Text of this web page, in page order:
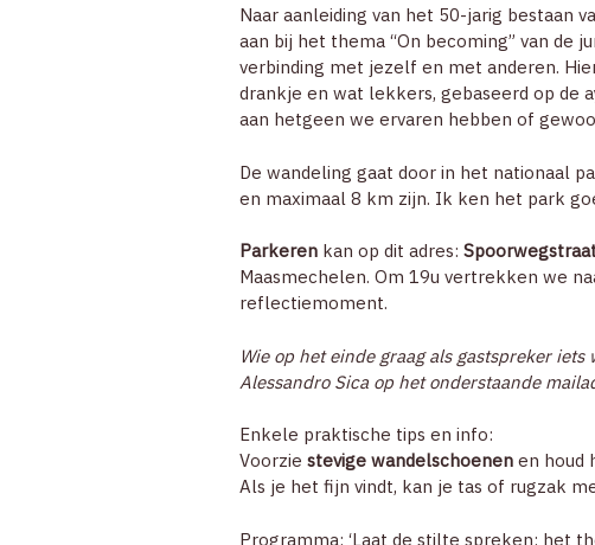
Naar aanleiding van het 50-jarig bestaan
aan bij het thema “On becoming” van de
verbinding met jezelf en met anderen.
drankje en wat lekkers, gebaseerd op de
aan hetgeen we ervaren hebben of
De wandeling gaat door in het nationaal
en maximaal 8 km zijn. Ik ken het park
Parkeren kan op dit adres:
Maasmechelen. Om 19u vertrekken we
reflectiemoment.
Wie op het einde graag als gastspreker
Alessandro Sica op het onderstaande
Enkele praktische tips en info:
Voorzie stevige wandelschoenen en houd
Als je het fijn vindt, kan je tas of rugzak
Programma: ‘Laat de stilte spreken: het